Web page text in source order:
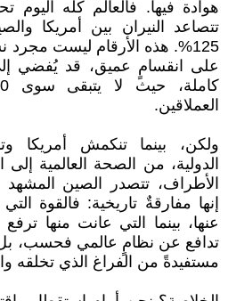
125%. هذه الأرقام ليست
على انقسامٍ عميق، قد يُفضي
العملاقين.
ولكن، بينما تنكمش أمريكا
الدولية، من الصحة العالمية إلى
الأطراف، تتصدر الصين
إنها مفارقةٌ تاريخية: فالقوة
عنها، بينما التي عانت منها ترفع
تدافع عن نظامٍ عالمي فحسب، بل
مستفيدةً من الفراغ الذي تخلقه